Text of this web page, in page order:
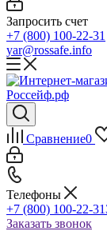
Запросить счет
+7 (800) 100-22-31
yar@rossafe.info
Сравнение0
Телефоны
+7 (800) 100-22-31
Заказать звонок